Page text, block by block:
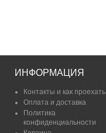
ИНФОРМАЦИЯ
Контакты и как проехать
Оплата и доставка
Политика
конфиденциальности